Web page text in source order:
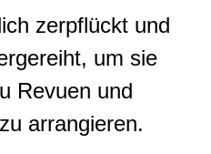
zerpflückt und
um sie
Revuen und
arrangieren.